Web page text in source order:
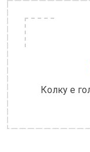
Колку е